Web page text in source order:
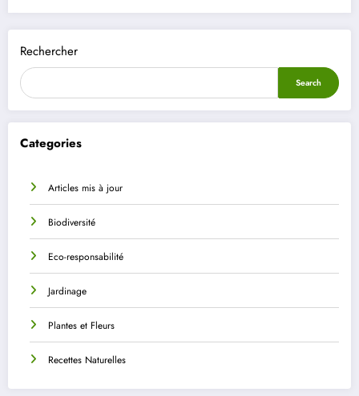
Rechercher
Search
Categories
Articles mis à jour
Biodiversité
Eco-responsabilité
Jardinage
Plantes et Fleurs
Recettes Naturelles